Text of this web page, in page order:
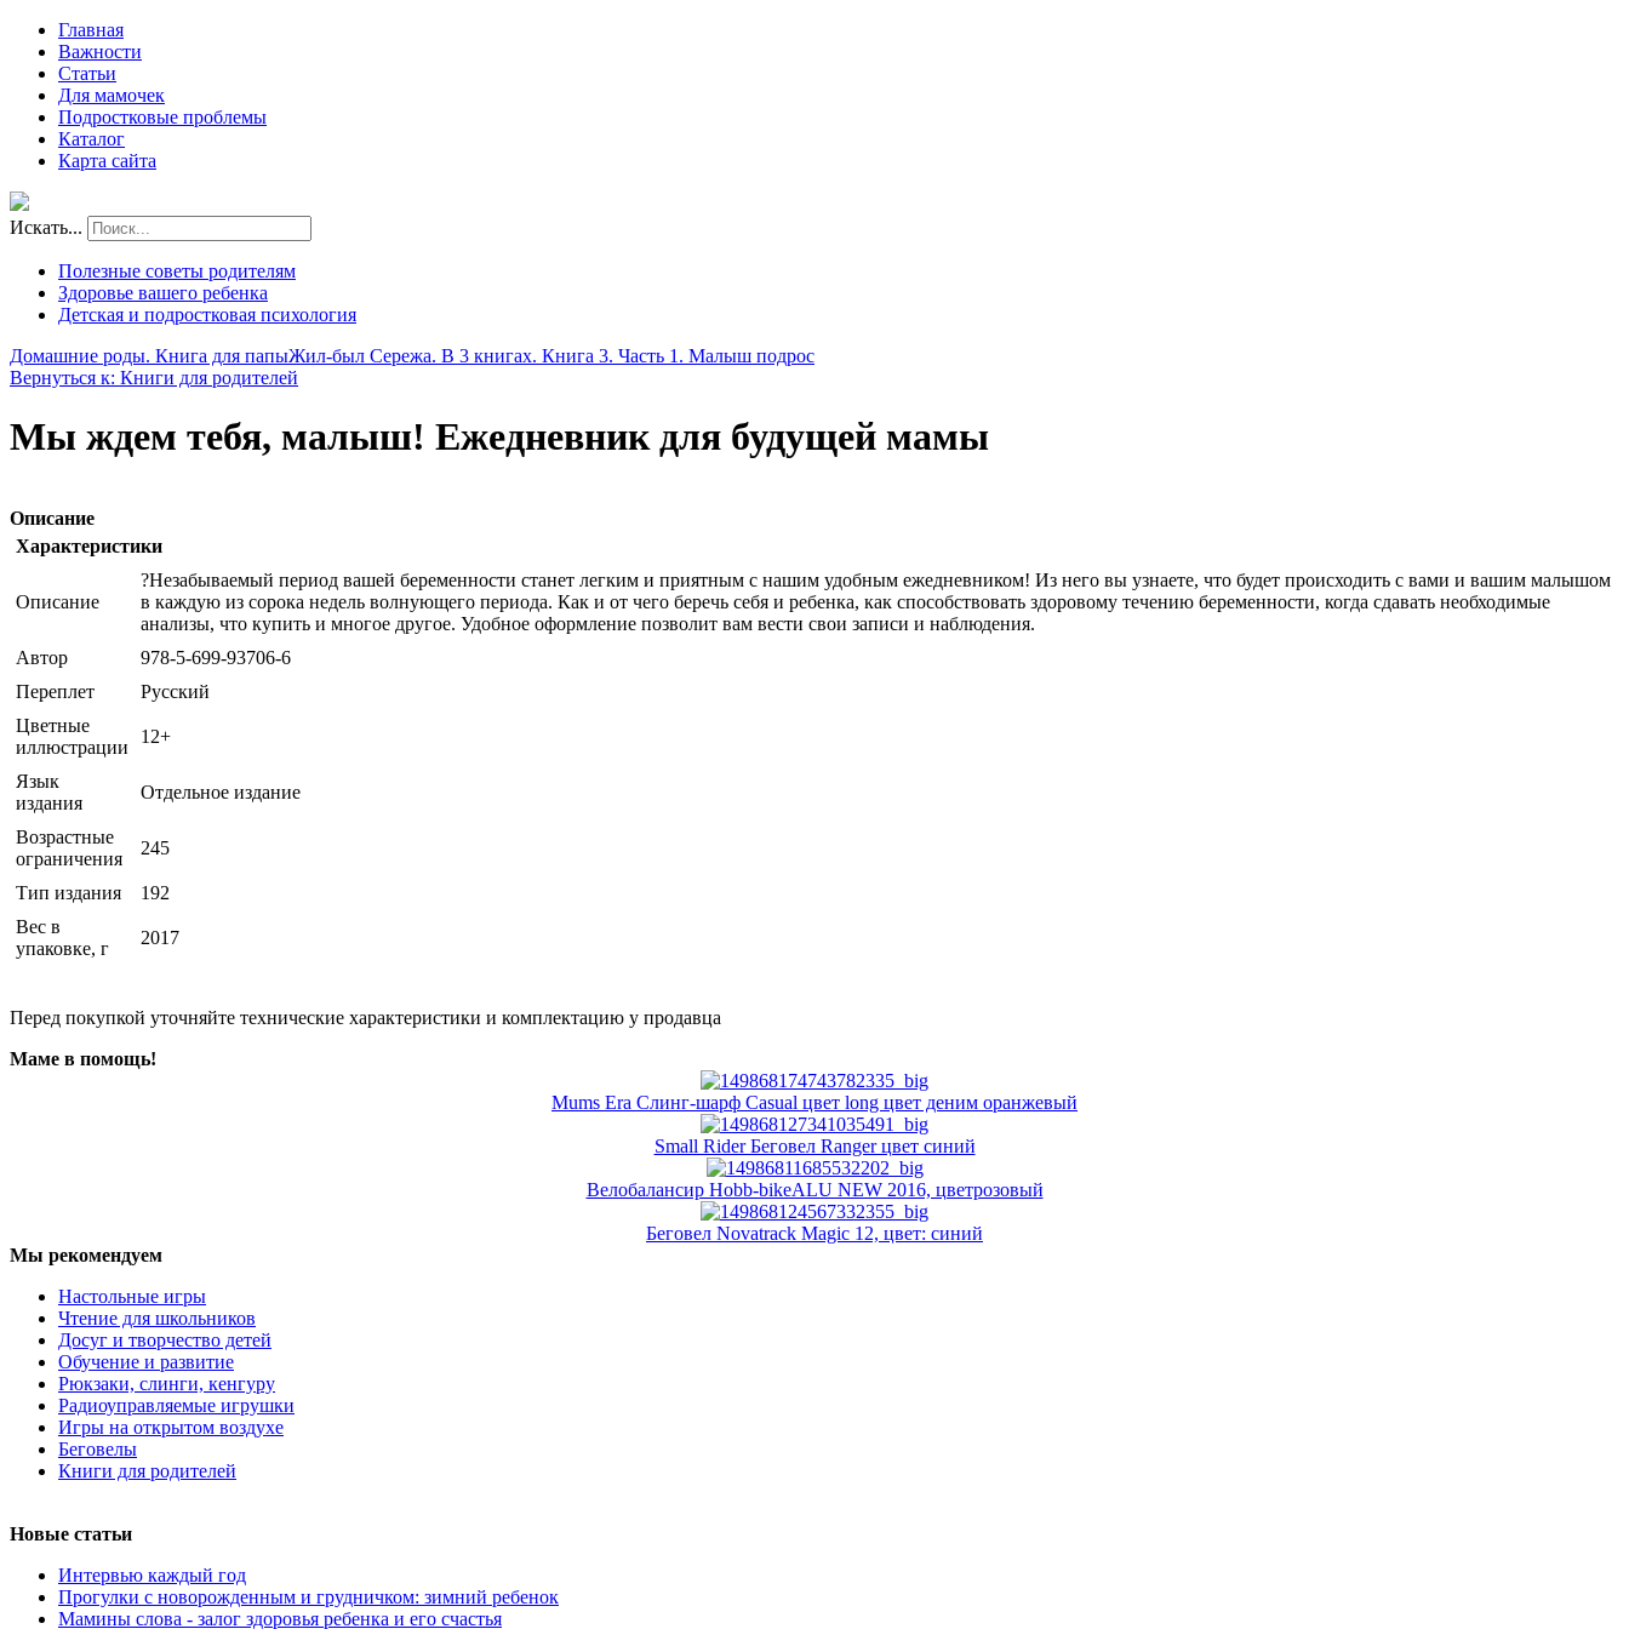
Главная
Важности
Статьи
Для мамочек
Подростковые проблемы
Каталог
Карта сайта
Искать...
Полезные советы родителям
Здоровье вашего ребенка
Детская и подростковая психология
Домашние роды. Книга для папыЖил-был Сережа. В 3 книгах. Книга 3. Часть 1. Малыш подрос
Вернуться к: Книги для родителей
Мы ждем тебя, малыш! Ежедневник для будущей мамы
Описание
Характеристики
Описание
?Незабываемый период вашей беременности станет легким и приятным с нашим удобным ежедневником! Из него вы узнаете, что будет происходить с вами и вашим малышом
в каждую из сорока недель волнующего периода. Как и от чего беречь себя и ребенка, как способствовать здоровому течению беременности, когда сдавать необходимые
анализы, что купить и многое другое. Удобное оформление позволит вам вести свои записи и наблюдения.
Автор
978-5-699-93706-6
Переплет
Русский
Цветные
иллюстрации
12+
Язык
издания
Отдельное издание
Возрастные
ограничения
245
Тип издания
192
Вес в
упаковке, г
2017
Перед покупкой уточняйте технические характеристики и комплектацию у продавца
Маме в помощь!
Mums Era Слинг-шарф Casual цвет long цвет деним оранжевый
Small Rider Беговел Ranger цвет синий
Велобалансир Hobb-bikeALU NEW 2016, цветрозовый
Беговел Novatrack Magic 12, цвет: синий
Мы рекомендуем
Настольные игры
Чтение для школьников
Досуг и творчество детей
Обучение и развитие
Рюкзаки, слинги, кенгуру
Радиоуправляемые игрушки
Игры на открытом воздухе
Беговелы
Книги для родителей
Новые статьи
Интервью каждый год
Прогулки с новорожденным и грудничком: зимний ребенок
Мамины слова - залог здоровья ребенка и его счастья